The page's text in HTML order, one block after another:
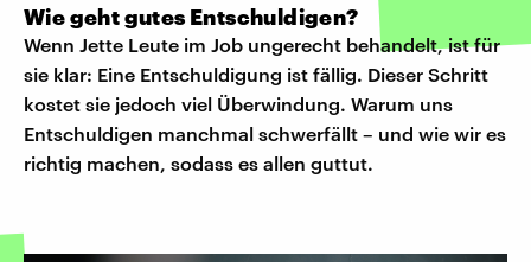
Wie geht gutes Entschuldigen?
Wenn Jette Leute im Job ungerecht behandelt, ist für
sie klar: Eine Entschuldigung ist fällig. Dieser Schritt
kostet sie jedoch viel Überwindung. Warum uns
Entschuldigen manchmal schwerfällt – und wie wir es
richtig machen, sodass es allen guttut.